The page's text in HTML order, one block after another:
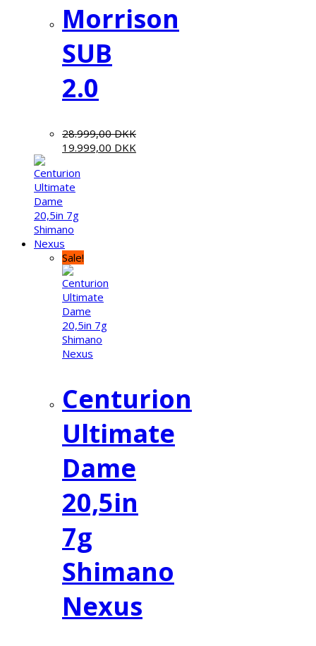
Morrison
SUB
2.0
28.999,00DKK
19.999,00 DKK
Sale!
Centurion
Ultimate
Dame
20,5in
7g
Shimano
Nexus